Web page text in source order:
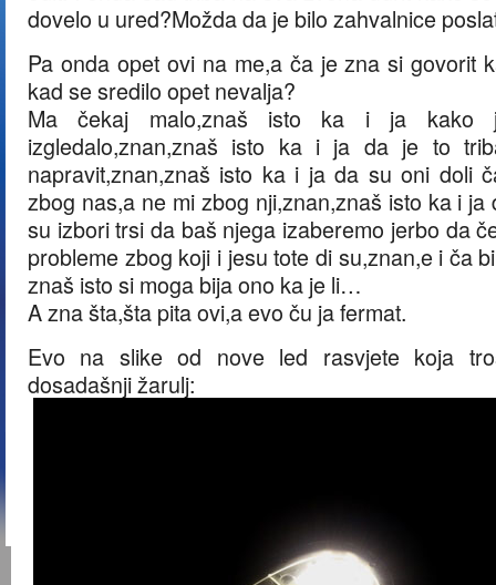
dovelo u ured?Možda da je bilo zahvalnice
Pa onda opet ovi na me,a ča je zna si govorit
kad se sredilo opet nevalja?
Ma čekaj malo,znaš isto ka i ja kako
izgledalo,znan,znaš isto ka i ja da je to
napravit,znan,znaš isto ka i ja da su oni doli
zbog nas,a ne mi zbog nji,znan,znaš isto ka i
su izbori trsi da baš njega izaberemo jerbo da
probleme zbog koji i jesu tote di su,znan,e i ča
znaš isto si moga bija ono ka je li…
A zna šta,šta pita ovi,a evo ču ja fermat.
Evo na slike od nove led rasvjete koja
dosadašnji žarulj: